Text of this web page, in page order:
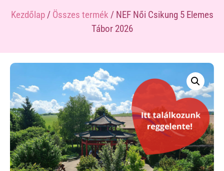
Kezdőlap/ Összes termék / NEF Női Csikung 5 Elemes
Tábor 2026